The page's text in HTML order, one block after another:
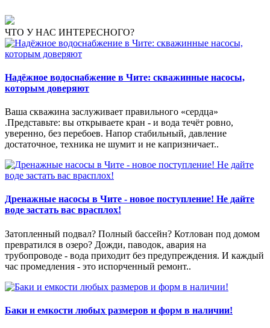
ЧТО У НАС ИНТЕРЕСНОГО?
Надёжное водоснабжение в Чите: скважинные насосы,
которым доверяют
Ваша скважина заслуживает правильного «сердца»
.Представьте: вы открываете кран - и вода течёт ровно,
уверенно, без перебоев. Напор стабильный, давление
достаточное, техника не шумит и не капризничает..
Дренажные насосы в Чите - новое поступление! Не дайте
воде застать вас врасплох!
Затопленный подвал? Полный бассейн? Котлован под домом
превратился в озеро? Дожди, паводок, авария на
трубопроводе - вода приходит без предупреждения. И каждый
час промедления - это испорченный ремонт..
Баки и емкости любых размеров и форм в наличии!